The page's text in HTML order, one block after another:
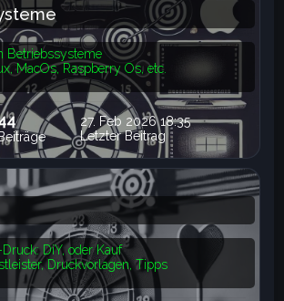
Betriebssysteme
MacOs, Raspberry Os, etc.
27. Feb 2026 18:35
Letzter Beitrag
DiY, oder Kauf
Druckvorlagen, Tipps